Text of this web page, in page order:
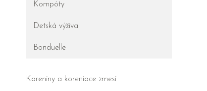
Kompóty
Detská výživa
Bonduelle
Koreniny a koreniace zmesi